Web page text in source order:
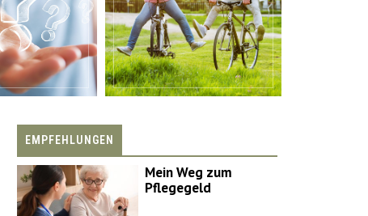
EMPFEHLUNGEN
Mein Weg zum
Pflegegeld